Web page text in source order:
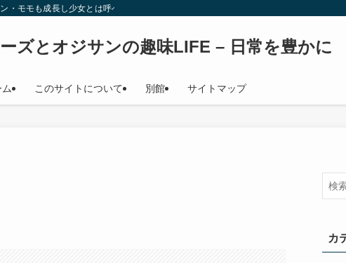
モモも成長し少女とは呼べない年齢になり（笑） このサイトもスター・ウォーズ、
ズとオジサンの趣味LIFE – 日常を豊かに
このサイトについて 別館 サイトマップ
カ